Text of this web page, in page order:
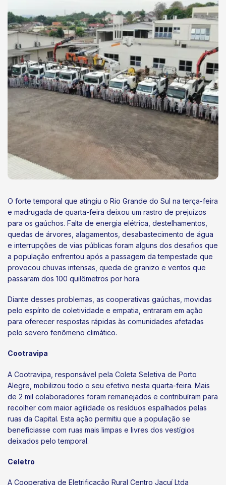
O forte temporal que atingiu o Rio Grande do Sul na terça-feira
e madrugada de quarta-feira deixou um rastro de prejuízos
para os gaúchos. Falta de energia elétrica, destelhamentos,
quedas de árvores, alagamentos, desabastecimento de água
e interrupções de vias públicas foram alguns dos desafios que
a população enfrentou após a passagem da tempestade que
provocou chuvas intensas, queda de granizo e ventos que
passaram dos 100 quilômetros por hora.
Diante desses problemas, as cooperativas gaúchas, movidas
pelo espírito de coletividade e empatia, entraram em ação
para oferecer respostas rápidas às comunidades afetadas
pelo severo fenômeno climático.
Cootravipa
A Cootravipa, responsável pela Coleta Seletiva de Porto
Alegre, mobilizou todo o seu efetivo nesta quarta-feira. Mais
de 2 mil colaboradores foram remanejados e contribuíram para
recolher com maior agilidade os resíduos espalhados pelas
ruas da Capital. Esta ação permitiu que a população se
beneficiasse com ruas mais limpas e livres dos vestígios
deixados pelo temporal.
Celetro
A Cooperativa de Eletrificação Rural Centro Jacuí Ltda